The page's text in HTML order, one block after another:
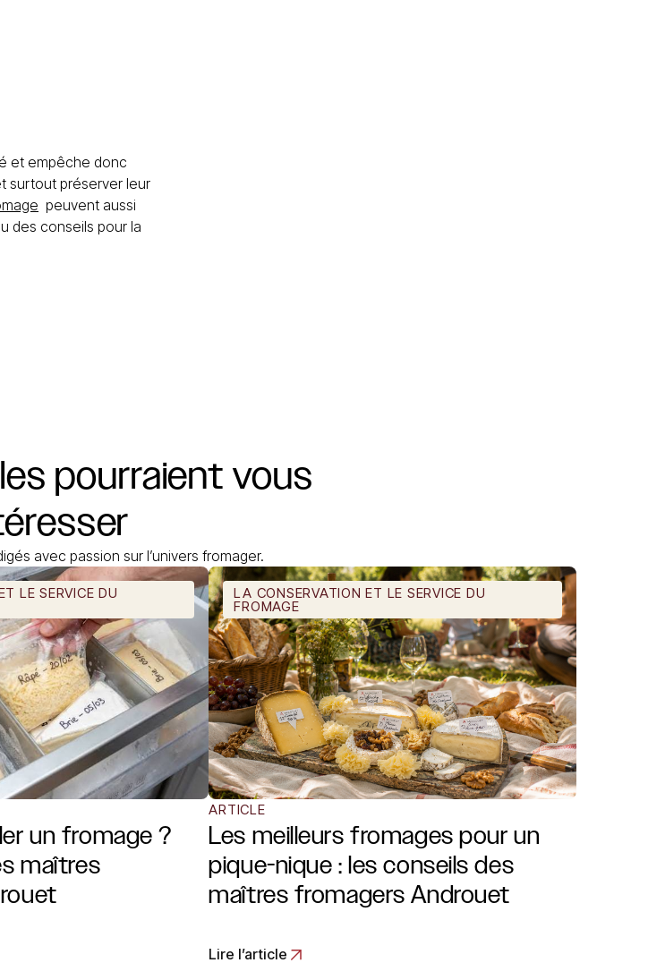
et empêche donc
surtout préserver leur
peuvent aussi
des conseils pour la
pourraient vous
avec passion sur l’univers fromager.
LE SERVICE DU
un fromage ?
maîtres
LA CONSERVATION ET LE SERVICE DU
FROMAGE
ARTICLE
Les meilleurs fromages pour un
pique-nique : les conseils des
maîtres fromagers Androuet
Lire l’article